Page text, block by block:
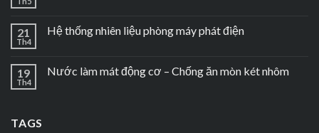
21
Th4
Hệ thống nhiên liệu phòng máy phát điện
19
Th4
Nước làm mát động cơ – Chống ăn mòn két nhôm
TAGS